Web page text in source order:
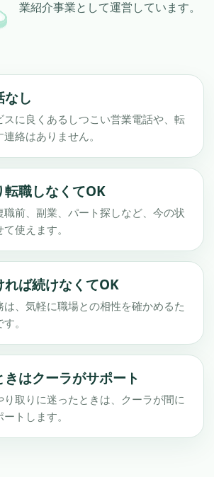
業紹介事業として運営しています。
なし
スに良くあるしつこい営業電話や、転
絡はありません。
転職しなくてOK
職前、副業、パート探しなど、今の状
使えます。
れば続けなくてOK
は、気軽に職場との相性を確かめるた
。
きはクーラがサポート
り取りに迷ったときは、クーラが間に
トします。